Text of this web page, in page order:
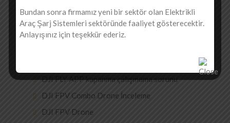
Son Yazılar
DJI FLY APP kapanma çalışmama sorunu
DJI FPV Combo Drone İnceleme
DJI FPV Drone
Bundan sonra firmamız yeni bir sektör olan Elektrikli
Araç Şarj Sistemleri sektöründe faaliyet gösterecektir.
Anlayışınız için teşekkür ederiz.